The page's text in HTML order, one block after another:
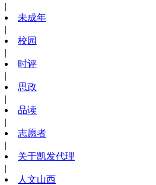
|
未成年
|
校园
|
时评
|
思政
|
品读
|
志愿者
|
关于凯发代理
|
人文山西